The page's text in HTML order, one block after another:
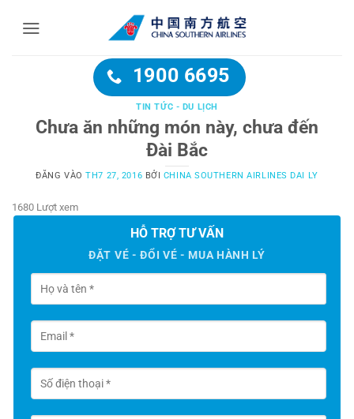
1900 6695
TIN TỨC - DU LỊCH
Chưa ăn những món này, chưa đến
Đài Bắc
ĐĂNG VÀOTH7 27, 2016 BỞI CHINA SOUTHERN AIRLINES DAI LY
1680 Lượt xem
HỖ TRỢ TƯ VẤN
ĐẶT VÉ - ĐỔI VÉ - MUA HÀNH LÝ